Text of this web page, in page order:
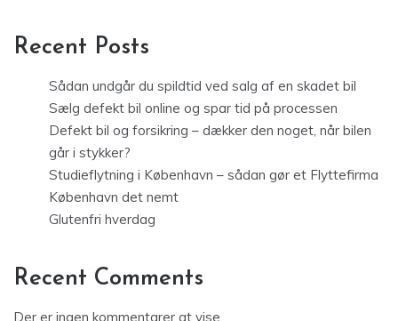
Recent Posts
Sådan undgår du spildtid ved salg af en skadet bil
Sælg defekt bil online og spar tid på processen
Defekt bil og forsikring – dækker den noget, når bilen
går i stykker?
Studieflytning i København – sådan gør et Flyttefirma
København det nemt
Glutenfri hverdag
Recent Comments
Der er ingen kommentarer at vise.